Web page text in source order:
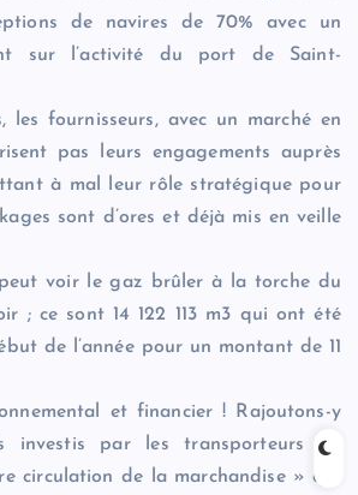
de navires de 70% avec un
sur l’activité du port de Saint-
les fournisseurs, avec un marché en
pas leurs engagements auprès
à mal leur rôle stratégique pour
sont d’ores et déjà mis en veille
voir le gaz brûler à la torche du
; ce sont 14 122 113 m3 qui ont été
de l’année pour un montant de 11
et financier ! Rajoutons-y
investis par les transporteurs au
circulation de la marchandise » qui